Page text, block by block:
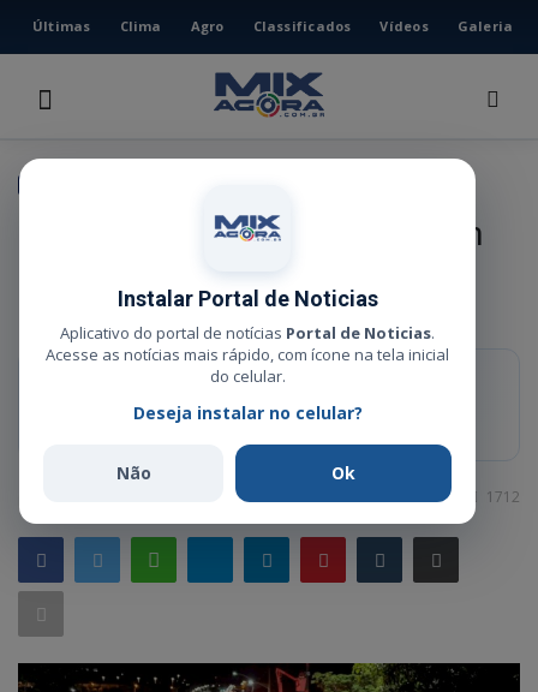
Últimas Clima Agro Classificados Vídeos Galeria
ÚLTIMAS
GALERIA
MUSICA
GERAL
SAÚDE
Instalar Portal de Noticias
Aplicativo do portal de notícias Portal de Noticias.
Acesse as notícias mais rápido, com ícone na tela inicial
do celular.
Deseja instalar no celular?
Não Ok
Operações Lei Seca prenderam
em Mato Grosso
De janeiro a outubro deste ano foram realizados 47.604 testes de
Nov 10, 2025 1712